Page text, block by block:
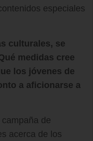
especiales
culturales, se
medidas cree
los jóvenes de
a aficionarse a
de
acerca de los